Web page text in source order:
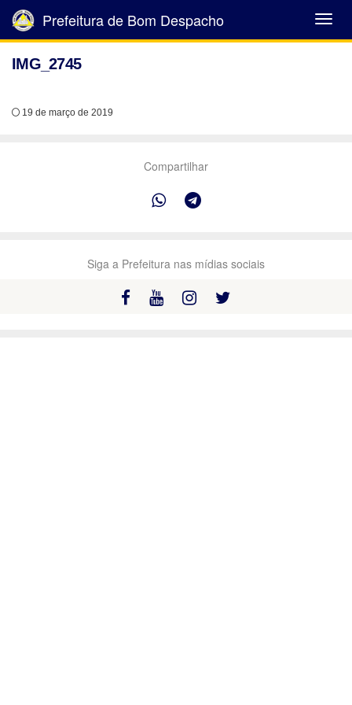
Abrir
Menu
Prefeitura de Bom Despacho
IMG_2745
19 de março de 2019
Compartilhar
Siga a Prefeitura nas mídias sociais